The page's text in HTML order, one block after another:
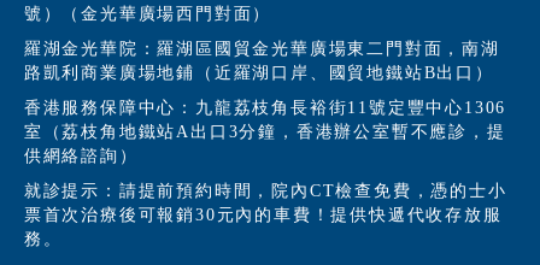
號）（金光華廣場西門對面）
羅湖金光華院：羅湖區國貿金光華廣場東二門對面，南湖
路凱利商業廣場地鋪（近羅湖口岸、國貿地鐵站B出口）
香港服務保障中心：九龍荔枝角長裕街11號定豐中心1306
室（荔枝角地鐵站A出口3分鐘，香港辦公室暫不應診，提
供網絡諮詢）
就診提示：請提前預約時間，院內CT檢查免費，憑的士小
票首次治療後可報銷30元內的車費！提供快遞代收存放服
務。